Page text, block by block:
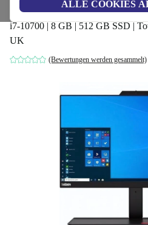
ALLE COOKIES
Lenovo ThinkCentre
i7-10700 | 8 GB | 512 GB SSD |
UK
(Bewertungen werden gesammelt)